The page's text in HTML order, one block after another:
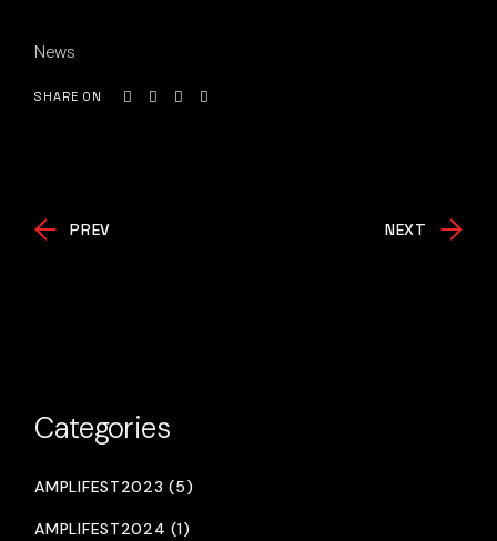
News
SHARE ON
PREV NEXT
Categories
AMPLIFEST2023 (5)
AMPLIFEST2024 (1)